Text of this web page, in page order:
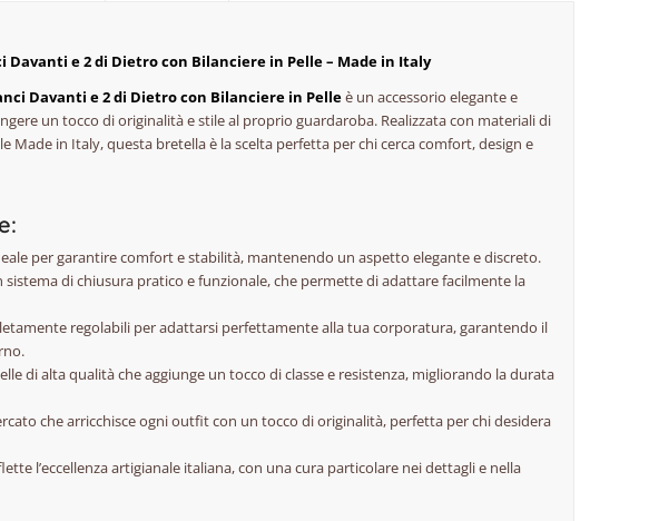
Davanti e 2 di Dietro con Bilanciere in Pelle – Made in Italy
Davanti e 2 di Dietro con Bilanciere in Pelleè un accessorio elegante e
un tocco di originalità e stile al proprio guardaroba. Realizzata con materiali di
Made in Italy, questa bretella è la scelta perfetta per chi cerca comfort, design e
per garantire comfort e stabilità, mantenendo un aspetto elegante e discreto.
sistema di chiusura pratico e funzionale, che permette di adattare facilmente la
regolabili per adattarsi perfettamente alla tua corporatura, garantendo il
di alta qualità che aggiunge un tocco di classe e resistenza, migliorando la durata
che arricchisce ogni outfit con un tocco di originalità, perfetta per chi desidera
l’eccellenza artigianale italiana, con una cura particolare nei dettagli e nella